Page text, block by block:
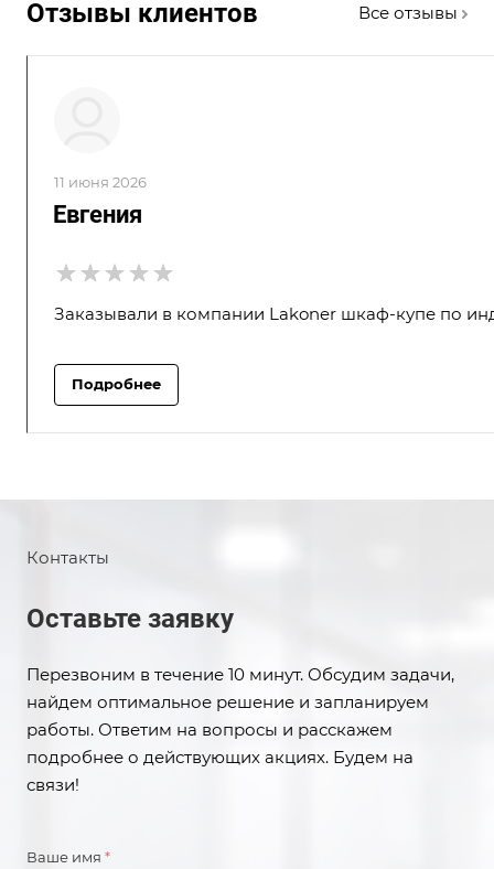
Отзывы клиентов Все отзывы
11 июня 2026
Евгения
Заказывали в компании Lakoner шкаф-купе по
Подробнее
Контакты
Оставьте заявку
Перезвоним в течение 10 минут. Обсудим задачи,
найдем оптимальное решение и запланируем
работы. Ответим на вопросы и расскажем
подробнее о действующих акциях. Будем на
связи!
Ваше имя *